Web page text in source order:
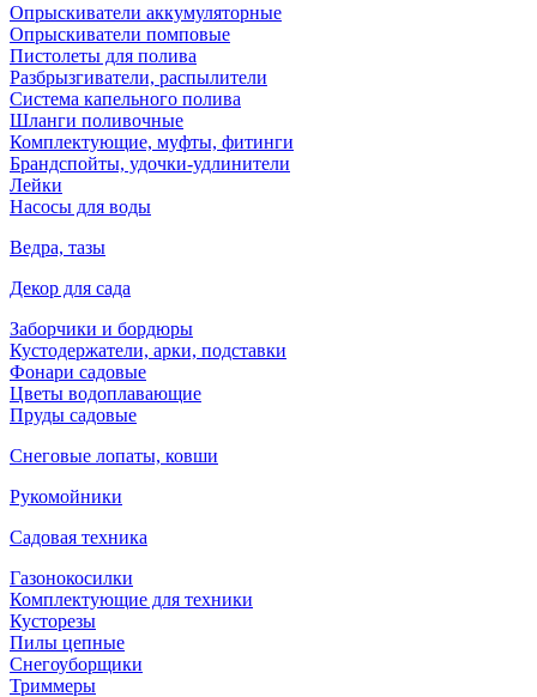
Опрыскиватели аккумуляторные
Опрыскиватели помповые
Пистолеты для полива
Разбрызгиватели, распылители
Система капельного полива
Шланги поливочные
Комплектующие, муфты, фитинги
Брандспойты, удочки-удлинители
Лейки
Насосы для воды
Ведра, тазы
Декор для сада
Заборчики и бордюры
Кустодержатели, арки, подставки
Фонари садовые
Цветы водоплавающие
Пруды садовые
Снеговые лопаты, ковши
Рукомойники
Садовая техника
Газонокосилки
Комплектующие для техники
Кусторезы
Пилы цепные
Снегоуборщики
Триммеры